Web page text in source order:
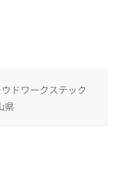
ドワークステック
県